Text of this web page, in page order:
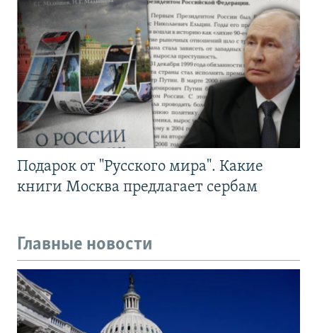
Подарок от "Русского мира". Какие
книги Москва предлагает сербам
Главные новости